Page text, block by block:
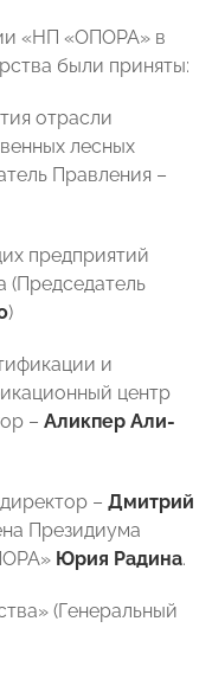
«НП «ОПОРА» в
были приняты:
отрасли
лесных
Правления –
предприятий
(Председатель
)
и
центр
– Аликпер Али-
– Дмитрий
Президиума
Юрия Радина.
(Генеральный